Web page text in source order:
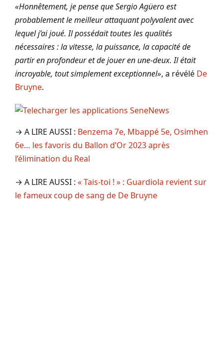
«Honnêtement, je pense que Sergio Agüero est
probablement le meilleur attaquant polyvalent avec
lequel j’ai joué. Il possédait toutes les qualités
nécessaires : la vitesse, la puissance, la capacité de
partir en profondeur et de jouer en une-deux. Il était
incroyable, tout simplement exceptionnel», a révélé De
Bruyne.
→ A LIRE AUSSI : Benzema 7e, Mbappé 5e, Osimhen
6e… les favoris du Ballon d’Or 2023 après
l’élimination du Real
→ A LIRE AUSSI : « Tais-toi ! » : Guardiola revient sur
le fameux coup de sang de De Bruyne